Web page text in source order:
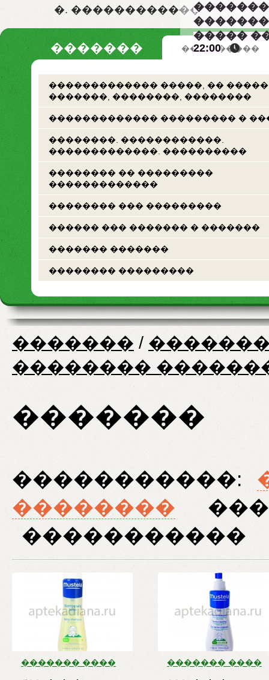
�. ������������
�����
22:00
������� �� �������
������������� �����, ��
�������, ��������, ��������
������������� ��������� �
��������. ������������.
�������������. ����������
�������� �� ���������
�������������
�������� ��� ���������
������ ��� ������� � �������
������� �������
�������� ���������
������� /
��������
�������
�����������:
��������
�����������
������� ����
������� ����